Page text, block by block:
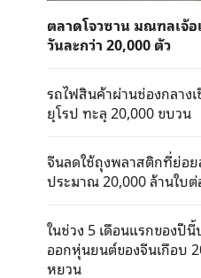
ตลาดโจวซาน มณฑลเจ้อ
วันละกว่า 20,000 ตัว
รถไฟสินค้าผ่านช่องกลาง
ยุโรป ทะลุ 20,000 ขบวน
จีนลดใช้ถุงพลาสติกที่ย่อย
ประมาณ 20,000 ล้านใบ
ในช่วง 5 เดือนแรกของปี
ออกหุ่นยนต์ของจีนเกือบ
หยวน